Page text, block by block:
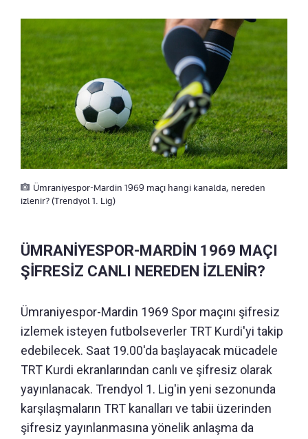
Ümraniyespor-Mardin 1969 maçı hangi kanalda, nereden
izlenir? (Trendyol 1. Lig)
ÜMRANİYESPOR-MARDİN 1969 MAÇI
ŞİFRESİZ CANLI NEREDEN İZLENİR?
Ümraniyespor-Mardin 1969 Spor maçını şifresiz
izlemek isteyen futbolseverler TRT Kurdi'yi takip
edebilecek. Saat 19.00'da başlayacak mücadele
TRT Kurdi ekranlarından canlı ve şifresiz olarak
yayınlanacak. Trendyol 1. Lig'in yeni sezonunda
karşılaşmaların TRT kanalları ve tabii üzerinden
şifresiz yayınlanmasına yönelik anlaşma da